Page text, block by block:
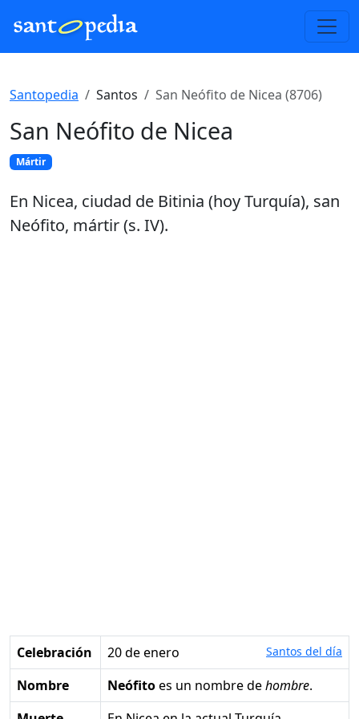
Santopedia Santos San Neófito de Nicea (8706)
San Neófito de Nicea
Mártir
En Nicea, ciudad de Bitinia (hoy Turquía), san
Neófito, mártir (s. IV).
Celebración 20 de enero Santos del día
Nombre Neófitoes un nombre dehombre.